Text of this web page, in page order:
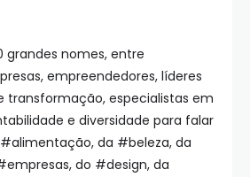
grandes nomes, entre
empreendedores, líderes
transformação, especialistas em
e diversidade para falar
da #beleza, da
do #design, da